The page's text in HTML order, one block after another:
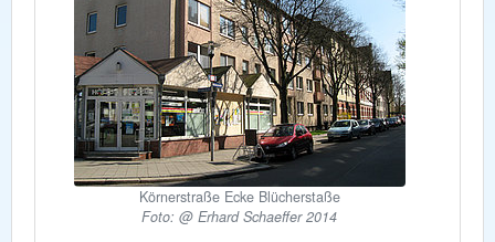
Körnerstraße Ecke Blücherstaße
Foto: @ Erhard Schaeffer 2014